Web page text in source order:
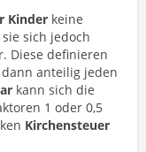
Kinder keine
sich jedoch
Diese definieren
anteilig jeden
kann sich die
1 oder 0,5
Kirchensteuer